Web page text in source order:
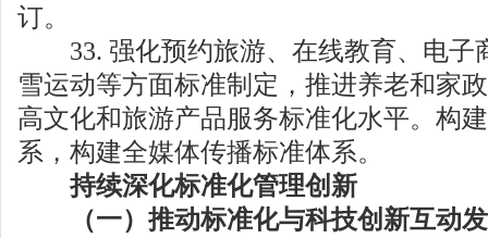
订。
33. 强化预约旅游、在线教育、电子
雪运动等方面标准制定，推进养老和家
高文化和旅游产品服务标准化水平。构
系，构建全媒体传播标准体系。
持续深化标准化管理创新
（一）推动标准化与科技创新互动